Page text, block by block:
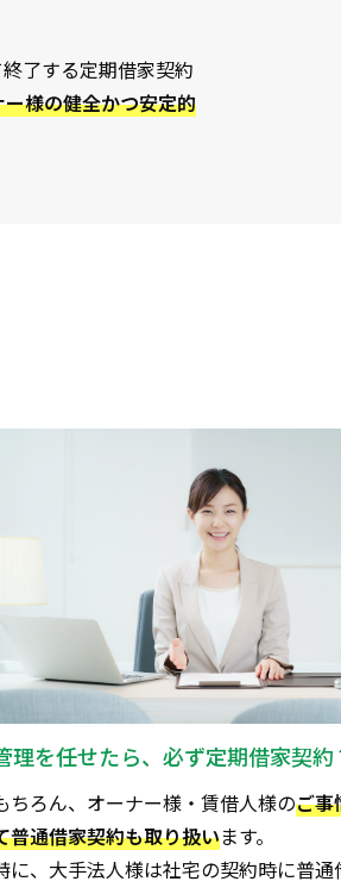
了する定期借家契約
ー様の健全かつ安定的
理を任せたら、必ず定期借家契約
ちろん、オーナー様・賃借人様のご事
普通借家契約も取り扱います。
に、大手法人様は社宅の契約時に普通